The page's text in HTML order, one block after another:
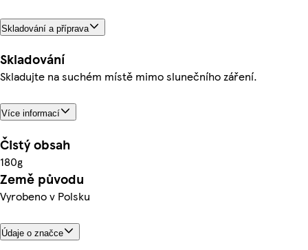
Skladování a příprava
Skladování
Skladujte na suchém místě mimo slunečního záření.
Více informací
Čistý obsah
180g
Země původu
Vyrobeno v Polsku
Údaje o značce